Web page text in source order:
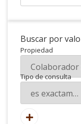
Buscar por
Propiedad
Tipo de consulta